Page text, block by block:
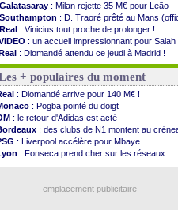
Galatasaray : Milan rejette 35 M€ pour Leão
Southampton : D. Traoré prêté au Mans
Real : Vinicius tout proche de prolonger !
: un accueil impressionnant pour Salah
: Diomandé attendu ce jeudi à Madrid !
: Rodri, la piste Barça se confirme
: Akliouche arrive ce jeudi à Paris !
Médias: la Liga quitte beIN Sports !
PSG : pas d'inquiétude pour Rafael Pol
Real: ça se complique pour Rodri !
Barça : Ferran Torres donne son feu vert au ...
FIFA: des excuses après le projet
Abha: c'est fait pour Fekir (officiel)
Real : réponse imminente de Vinicius
: Luis Enrique satisfait malgré tout
+ populaires du moment
: Diomandé arrive pour 140 M€ !
: Pogba pointé du doigt
: le retour d'Adidas est acté
: des clubs de N1 montent au
: Liverpool accélère pour Mbaye
: Fonseca prend cher sur les réseaux
emplacement publicitaire